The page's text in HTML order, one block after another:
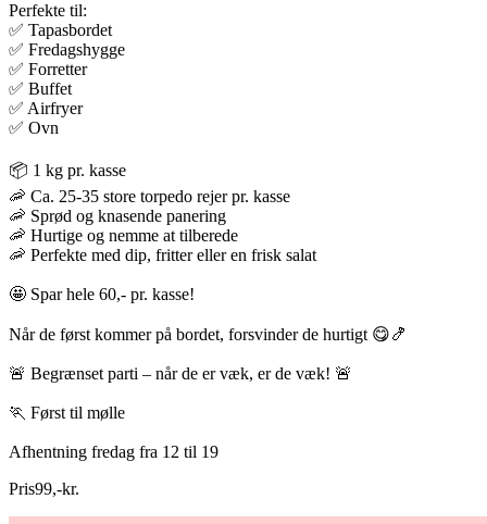
Perfekte til:
✅ Tapasbordet
✅ Fredagshygge
✅ Forretter
✅ Buffet
✅ Airfryer
✅ Ovn
📦 1 kg pr. kasse
🦐 Ca. 25-35 store torpedo rejer pr. kasse
🦐 Sprød og knasende panering
🦐 Hurtige og nemme at tilberede
🦐 Perfekte med dip, fritter eller en frisk salat
🤩 Spar hele 60,- pr. kasse!
Når de først kommer på bordet, forsvinder de hurtigt 😋🍤
🚨 Begrænset parti – når de er væk, er de væk! 🚨
🏃 Først til mølle
Afhentning fredag fra 12 til 19
Pris99,-kr.